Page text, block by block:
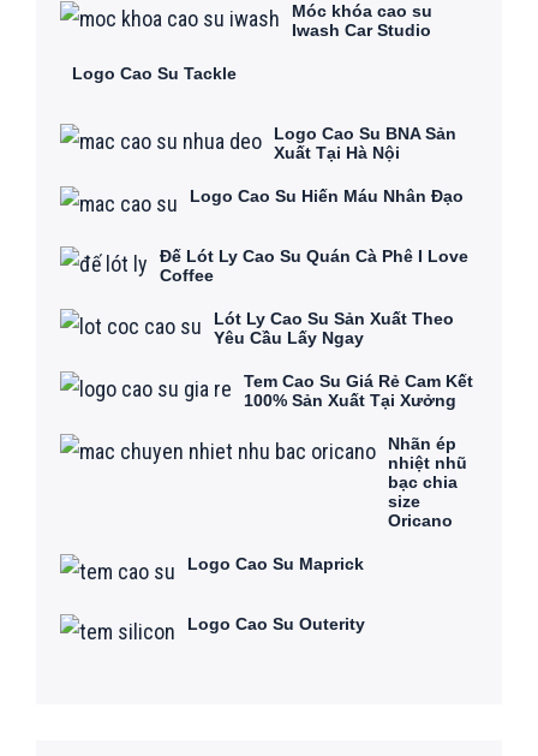
Móc khóa cao su
Iwash Car Studio
Logo Cao Su Tackle
Logo Cao Su BNA Sản
Xuất Tại Hà Nội
Logo Cao Su Hiến Máu Nhân Đạo
Đế Lót Ly Cao Su Quán Cà Phê I Love
Coffee
Lót Ly Cao Su Sản Xuất Theo
Yêu Cầu Lấy Ngay
Tem Cao Su Giá Rẻ Cam Kết
100% Sản Xuất Tại Xưởng
Nhãn ép
nhiệt nhũ
bạc chia
size
Oricano
Logo Cao Su Maprick
Logo Cao Su Outerity